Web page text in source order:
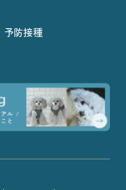
予防接種